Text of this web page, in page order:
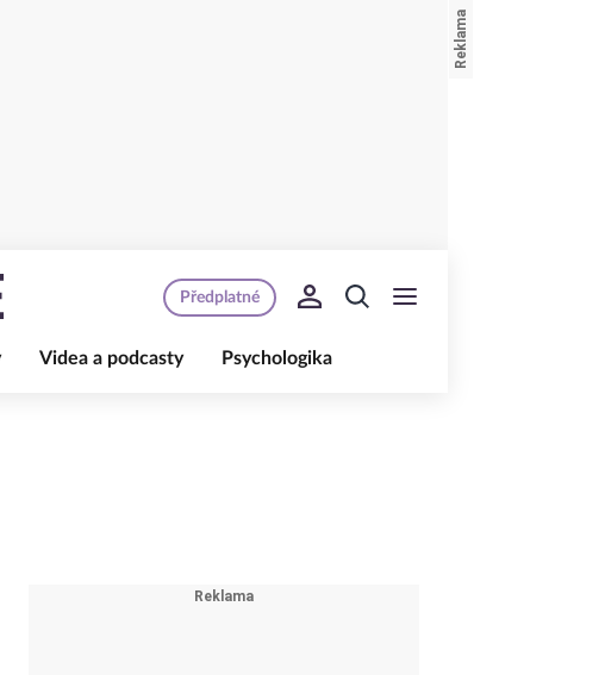
Videa a podcasty Psychologika
Předplatné